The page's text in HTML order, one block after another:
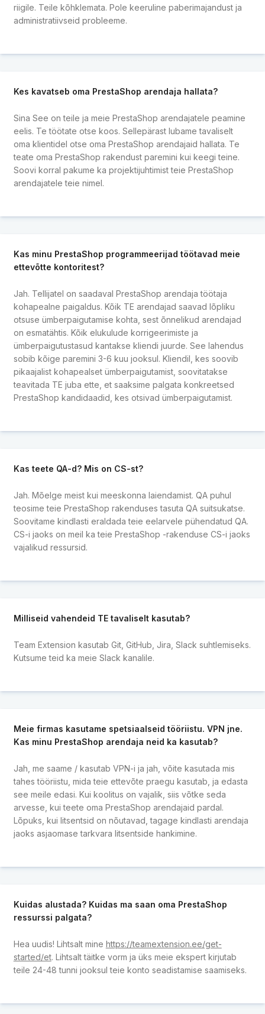
riigile. Teile kõhklemata. Pole keeruline paberimajandust ja
administratiivseid probleeme.
Kes kavatseb oma PrestaShop arendaja hallata?
Sina See on teile ja meie PrestaShop arendajatele peamine
eelis. Te töötate otse koos. Sellepärast lubame tavaliselt
oma klientidel otse oma PrestaShop arendajaid hallata. Te
teate oma PrestaShop rakendust paremini kui keegi teine.
Soovi korral pakume ka projektijuhtimist teie PrestaShop
arendajatele teie nimel.
Kas minu PrestaShop programmeerijad töötavad meie
ettevõtte kontoritest?
Jah. Tellijatel on saadaval PrestaShop arendaja töötaja
kohapealne paigaldus. Kõik TE arendajad saavad lõpliku
otsuse ümberpaigutamise kohta, sest õnnelikud arendajad
on esmatähtis. Kõik elukulude korrigeerimiste ja
ümberpaigutustasud kantakse kliendi juurde. See lahendus
sobib kõige paremini 3-6 kuu jooksul. Kliendil, kes soovib
pikaajalist kohapealset ümberpaigutamist, soovitatakse
teavitada TE juba ette, et saaksime palgata konkreetsed
PrestaShop kandidaadid, kes otsivad ümberpaigutamist.
Kas teete QA-d? Mis on CS-st?
Jah. Mõelge meist kui meeskonna laiendamist. QA puhul
teosime teie PrestaShop rakenduses tasuta QA suitsukatse.
Soovitame kindlasti eraldada teie eelarvele pühendatud QA.
CS-i jaoks on meil ka teie PrestaShop -rakenduse CS-i jaoks
vajalikud ressursid.
Milliseid vahendeid TE tavaliselt kasutab?
Team Extension kasutab Git, GitHub, Jira, Slack suhtlemiseks.
Kutsume teid ka meie Slack kanalile.
Meie firmas kasutame spetsiaalseid tööriistu. VPN jne.
Kas minu PrestaShop arendaja neid ka kasutab?
Jah, me saame / kasutab VPN-i ja jah, võite kasutada mis
tahes tööriistu, mida teie ettevõte praegu kasutab, ja edasta
see meile edasi. Kui koolitus on vajalik, siis võtke seda
arvesse, kui teete oma PrestaShop arendajaid pardal.
Lõpuks, kui litsentsid on nõutavad, tagage kindlasti arendaja
jaoks asjaomase tarkvara litsentside hankimine.
Kuidas alustada? Kuidas ma saan oma PrestaShop
ressurssi palgata?
Hea uudis! Lihtsalt mine https://teamextension.ee/get-
started/et. Lihtsalt täitke vorm ja üks meie ekspert kirjutab
teile 24-48 tunni jooksul teie konto seadistamise saamiseks.